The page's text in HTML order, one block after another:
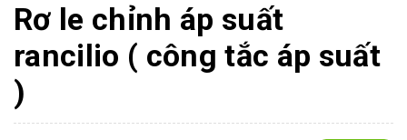
Rơ le chỉnh áp suất
rancilio ( công tắc áp suất
)